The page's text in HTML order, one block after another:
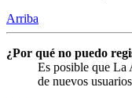
Arriba
¿Por qué no puedo
Es posible que La
de nuevos